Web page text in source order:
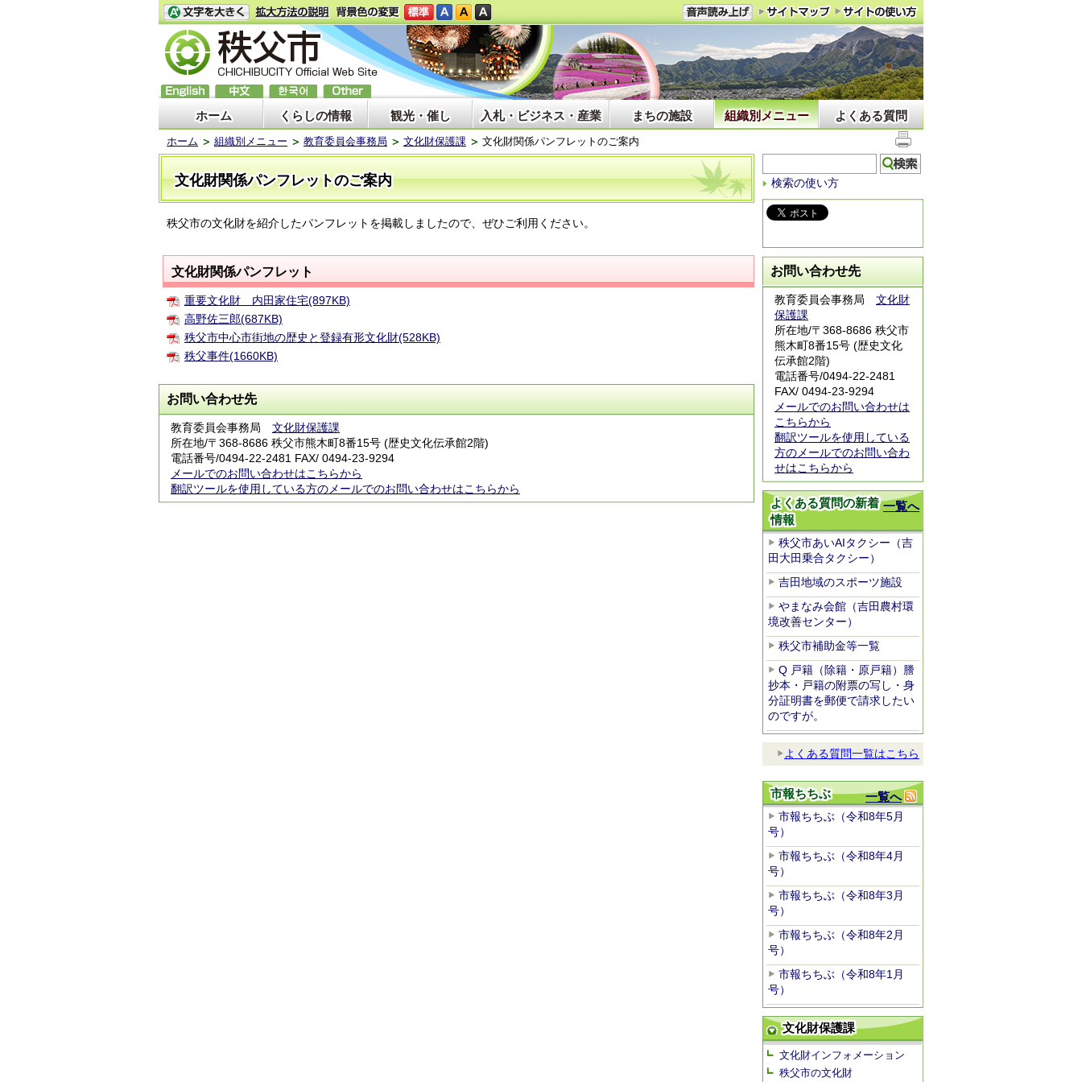
ホーム くらしの情報 観光・催し 入札・ビジネス・産業 まちの施設 組織別メニュー よくある質問
ホーム 組織別メニュー 教育委員会事務局 文化財保護課 文化財関係パンフレットのご案内
文化財関係パンフレットのご案内
秩父市の文化財を紹介したパンフレットを掲載しましたので、ぜひご利用ください。
文化財関係パンフレット
重要文化財 内田家住宅(897KB)
高野佐三郎(687KB)
秩父市中心市街地の歴史と登録有形文化財(528KB)
秩父事件(1660KB)
お問い合わせ先
教育委員会事務局 文化財保護課
所在地/〒368-8686 秩父市熊木町8番15号 (歴史文化伝承館2階)
電話番号/0494-22-2481 FAX/ 0494-23-9294
メールでのお問い合わせはこちらから
翻訳ツールを使用している方のメールでのお問い合わせはこちらから
検索の使い方
お問い合わせ先
教育委員会事務局 文化財
保護課
所在地/〒368-8686 秩父市
熊木町8番15号 (歴史文化
伝承館2階)
電話番号/0494-22-2481
FAX/ 0494-23-9294
メールでのお問い合わせは
こちらから
翻訳ツールを使用している
方のメールでのお問い合わ
せはこちらから
一覧へ
よくある質問の新着
情報
秩父市あいAIタクシー（吉
田大田乗合タクシー）
吉田地域のスポーツ施設
やまなみ会館（吉田農村環
境改善センター）
秩父市補助金等一覧
Q 戸籍（除籍・原戸籍）謄
抄本・戸籍の附票の写し・身
分証明書を郵便で請求したい
のですが。
よくある質問一覧はこちら
一覧へ
市報ちちぶ
市報ちちぶ（令和8年5月
号）
市報ちちぶ（令和8年4月
号）
市報ちちぶ（令和8年3月
号）
市報ちちぶ（令和8年2月
号）
市報ちちぶ（令和8年1月
号）
文化財保護課
文化財インフォメーション
秩父市の文化財